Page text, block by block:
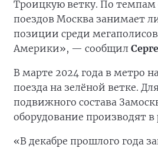
Троицкую ветку. По темпам
поездов Москва занимает
позиции среди
Америки», — сообщил
В марте 2024 года в метро
поезда на зелёной ветке.
подвижного состава
оборудование производят в
«В декабре прошлого года